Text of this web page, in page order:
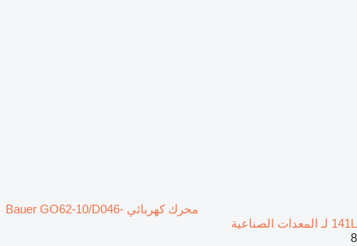
محرك كهربائي Bauer GO62-10/D046-
141L لـ المعدات الصناعية
8